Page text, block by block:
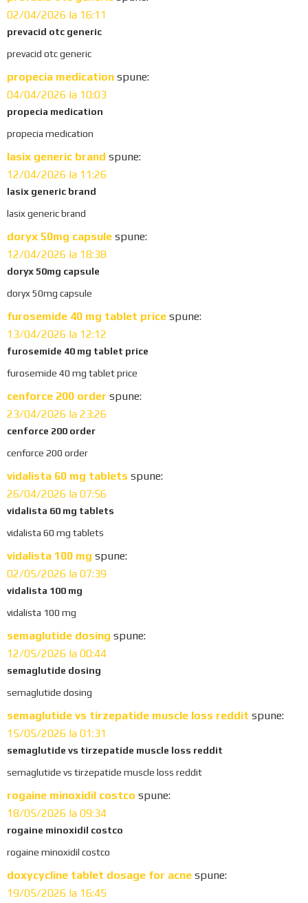
i
o
n
s
02/04/2026 la 16:11
prevacid otc generic
prevacid otc generic
propecia medication spune:
04/04/2026 la 10:03
propecia medication
propecia medication
lasix generic brand spune:
12/04/2026 la 11:26
lasix generic brand
lasix generic brand
doryx 50mg capsule spune:
12/04/2026 la 18:38
doryx 50mg capsule
doryx 50mg capsule
furosemide 40 mg tablet price spune:
13/04/2026 la 12:12
furosemide 40 mg tablet price
furosemide 40 mg tablet price
cenforce 200 order spune:
23/04/2026 la 23:26
cenforce 200 order
cenforce 200 order
vidalista 60 mg tablets spune:
26/04/2026 la 07:56
vidalista 60 mg tablets
vidalista 60 mg tablets
vidalista 100 mg spune:
02/05/2026 la 07:39
vidalista 100 mg
vidalista 100 mg
semaglutide dosing spune:
12/05/2026 la 00:44
semaglutide dosing
semaglutide dosing
semaglutide vs tirzepatide muscle loss reddit spune:
15/05/2026 la 01:31
semaglutide vs tirzepatide muscle loss reddit
semaglutide vs tirzepatide muscle loss reddit
rogaine minoxidil costco spune:
18/05/2026 la 09:34
rogaine minoxidil costco
rogaine minoxidil costco
doxycycline tablet dosage for acne spune:
19/05/2026 la 16:45